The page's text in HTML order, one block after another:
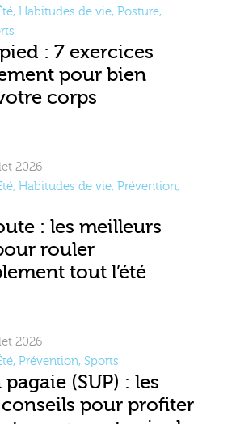
, Habitudes de vie, Posture,
: 7 exercices
pour bien
corps
2026
, Habitudes de vie, Prévention,
: les meilleurs
rouler
tout l’été
2026
, Prévention, Sports
(SUP) : les
pour profiter